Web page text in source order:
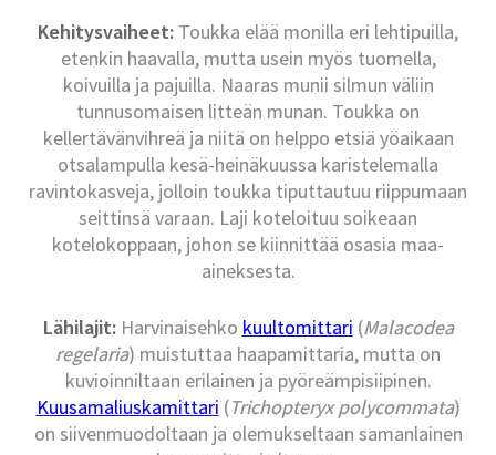
Kehitysvaiheet: Toukka elää monilla eri lehtipuilla,
etenkin haavalla, mutta usein myös tuomella,
koivuilla ja pajuilla. Naaras munii silmun väliin
tunnusomaisen litteän munan. Toukka on
kellertävänvihreä ja niitä on helppo etsiä yöaikaan
otsalampulla kesä-heinäkuussa karistelemalla
ravintokasveja, jolloin toukka tiputtautuu riippumaan
seittinsä varaan. Laji koteloituu soikeaan
kotelokoppaan, johon se kiinnittää osasia maa-
aineksesta.
Lähilajit:Harvinaisehko kuultomittari (Malacodea
regelaria) muistuttaa haapamittaria, mutta on
kuvioinniltaan erilainen ja pyöreämpisiipinen.
Kuusamaliuskamittari (Trichopteryx polycommata)
on siivenmuodoltaan ja olemukseltaan samanlainen